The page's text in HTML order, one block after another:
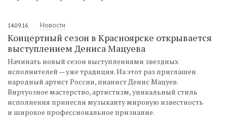
14.09.16 Новости
Концертный сезон в Красноярске открывается
выступлением Дениса Мацуева
Начинать новый сезон выступлениями звездных
исполнителей — уже традиция. На этот раз приглашен
народный артист России, пианист Денис Мацуев.
Виртуозное мастерство, артистизм, уникальный стиль
исполнения принесли музыканту мировую известность
и широкое профессиональное признание.